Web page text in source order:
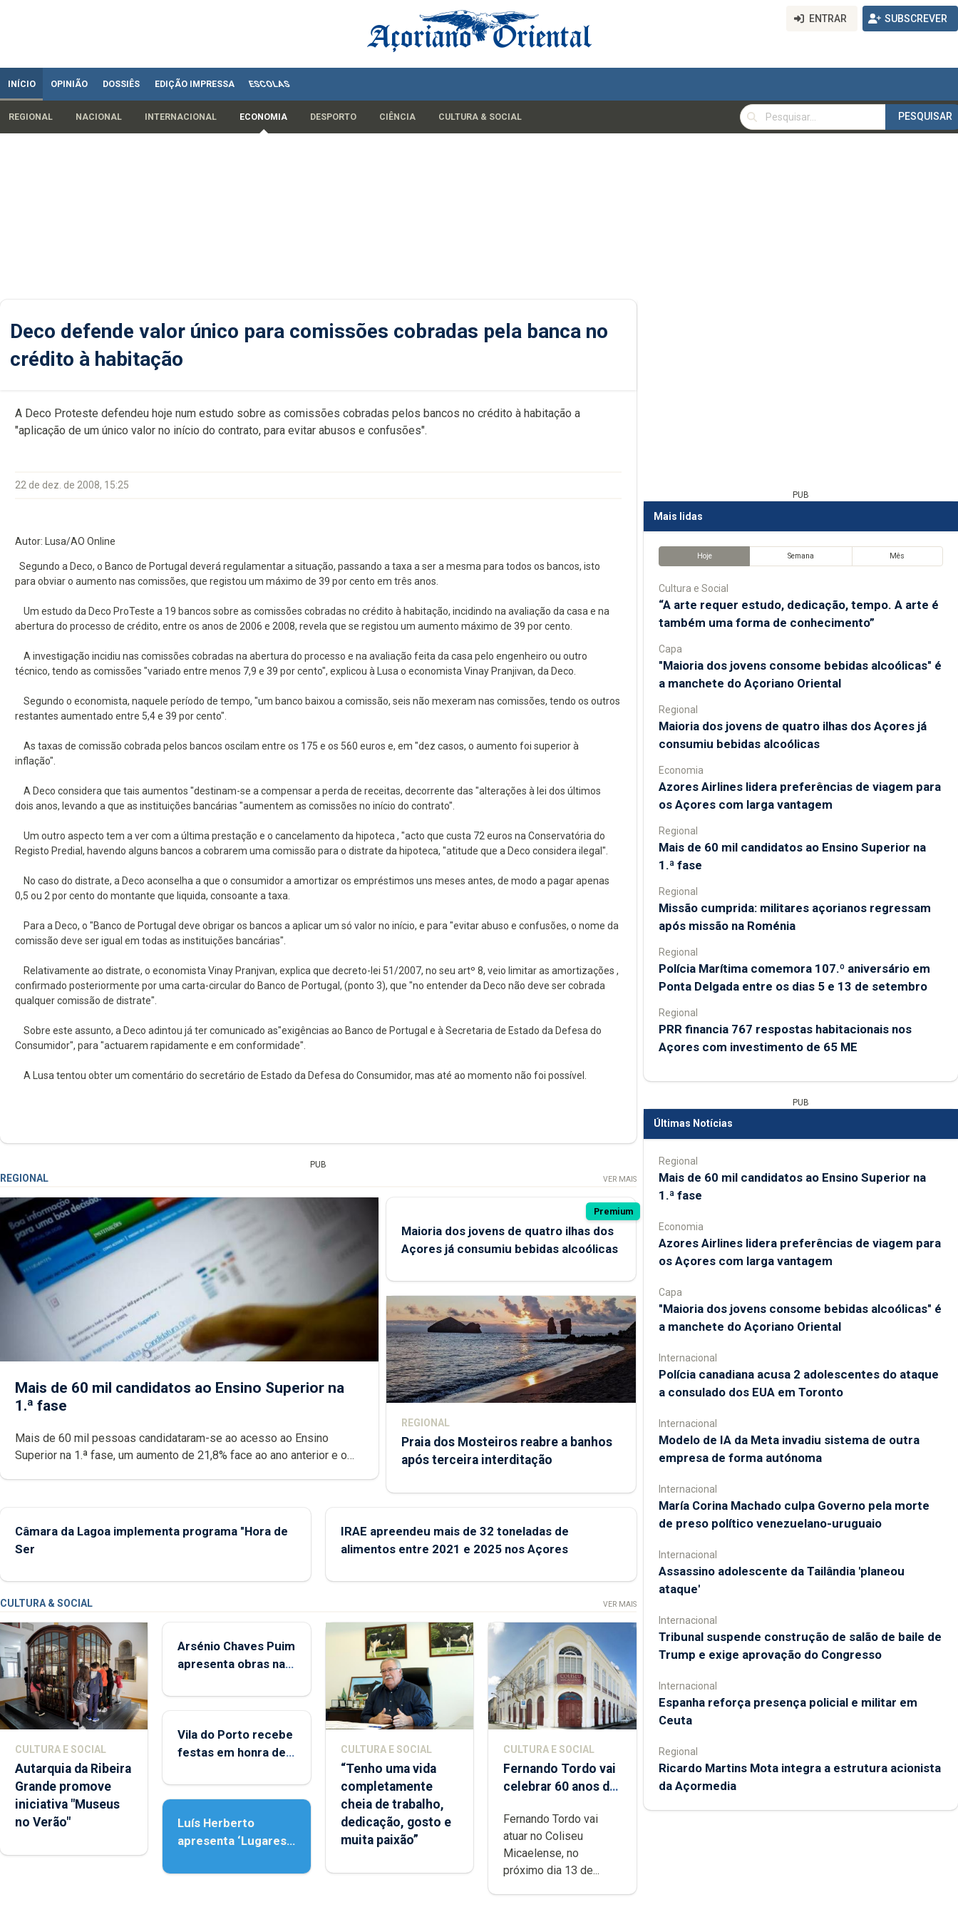
ENTRAR SUBSCREVER
INÍCIO OPINIÃO DOSSIÊS EDIÇÃO IMPRESSA ESCOLAS
REGIONAL NACIONAL INTERNACIONAL ECONOMIA DESPORTO CIÊNCIA CULTURA & SOCIAL
PESQUISAR
PESQUISAR
Deco defende valor único para comissões cobradas pela banca no
crédito à habitação
A Deco Proteste defendeu hoje num estudo sobre as comissões cobradas pelos bancos no crédito à habitação a
"aplicação de um único valor no início do contrato, para evitar abusos e confusões".
22 de dez. de 2008, 15:25
Autor: Lusa/AO Online
Segundo a Deco, o Banco de Portugal deverá regulamentar a situação, passando a taxa a ser a mesma para todos os bancos, isto
para obviar o aumento nas comissões, que registou um máximo de 39 por cento em três anos.
Um estudo da Deco ProTeste a 19 bancos sobre as comissões cobradas no crédito à habitação, incidindo na avaliação da casa e na
abertura do processo de crédito, entre os anos de 2006 e 2008, revela que se registou um aumento máximo de 39 por cento.
A investigação incidiu nas comissões cobradas na abertura do processo e na avaliação feita da casa pelo engenheiro ou outro
técnico, tendo as comissões "variado entre menos 7,9 e 39 por cento", explicou à Lusa o economista Vinay Pranjivan, da Deco.
Segundo o economista, naquele período de tempo, "um banco baixou a comissão, seis não mexeram nas comissões, tendo os outros
restantes aumentado entre 5,4 e 39 por cento".
As taxas de comissão cobrada pelos bancos oscilam entre os 175 e os 560 euros e, em "dez casos, o aumento foi superior à
inflação".
A Deco considera que tais aumentos "destinam-se a compensar a perda de receitas, decorrente das "alterações à lei dos últimos
dois anos, levando a que as instituições bancárias "aumentem as comissões no início do contrato".
Um outro aspecto tem a ver com a última prestação e o cancelamento da hipoteca , "acto que custa 72 euros na Conservatória do
Registo Predial, havendo alguns bancos a cobrarem uma comissão para o distrate da hipoteca, "atitude que a Deco considera ilegal".
No caso do distrate, a Deco aconselha a que o consumidor a amortizar os empréstimos uns meses antes, de modo a pagar apenas
0,5 ou 2 por cento do montante que liquida, consoante a taxa.
Para a Deco, o "Banco de Portugal deve obrigar os bancos a aplicar um só valor no início, e para "evitar abuso e confusões, o nome da
comissão deve ser igual em todas as instituições bancárias".
Relativamente ao distrate, o economista Vinay Pranjvan, explica que decreto-lei 51/2007, no seu artº 8, veio limitar as amortizações ,
confirmado posteriormente por uma carta-circular do Banco de Portugal, (ponto 3), que "no entender da Deco não deve ser cobrada
qualquer comissão de distrate".
Sobre este assunto, a Deco adintou já ter comunicado as"exigências ao Banco de Portugal e à Secretaria de Estado da Defesa do
Consumidor", para "actuarem rapidamente e em conformidade".
A Lusa tentou obter um comentário do secretário de Estado da Defesa do Consumidor, mas até ao momento não foi possível.
PUB
REGIONAL VER MAIS
Mais de 60 mil candidatos ao Ensino Superior na
1.ª fase
Mais de 60 mil pessoas candidataram-se ao acesso ao Ensino
Superior na 1.ª fase, um aumento de 21,8% face ao ano anterior e o
Premium
Maioria dos jovens de quatro ilhas dos
Açores já consumiu bebidas alcoólicas
REGIONAL
Praia dos Mosteiros reabre a banhos
após terceira interditação
Câmara da Lagoa implementa programa "Hora de
Ser
IRAE apreendeu mais de 32 toneladas de
alimentos entre 2021 e 2025 nos Açores
CULTURA & SOCIAL VER MAIS
CULTURA E SOCIAL
Autarquia da Ribeira
Grande promove
iniciativa "Museus
no Verão"
Arsénio Chaves Puim
apresenta obras na
Porto
Vila do Porto recebe
festas em honra de
Assunção
Luís Herberto
apresenta ‘Lugares
CULTURA E SOCIAL
“Tenho uma vida
completamente
cheia de trabalho,
dedicação, gosto e
muita paixão”
CULTURA E SOCIAL
Fernando Tordo vai
celebrar 60 anos de
Micaelense
Fernando Tordo vai
atuar no Coliseu
Micaelense, no
próximo dia 13 de...
PUB
Mais lidas
Hoje Semana Mês
Cultura e Social
“A arte requer estudo, dedicação, tempo. A arte é
também uma forma de conhecimento”
Capa
"Maioria dos jovens consome bebidas alcoólicas" é
a manchete do Açoriano Oriental
Regional
Maioria dos jovens de quatro ilhas dos Açores já
consumiu bebidas alcoólicas
Economia
Azores Airlines lidera preferências de viagem para
os Açores com larga vantagem
Regional
Mais de 60 mil candidatos ao Ensino Superior na
1.ª fase
Regional
Missão cumprida: militares açorianos regressam
após missão na Roménia
Regional
Polícia Marítima comemora 107.º aniversário em
Ponta Delgada entre os dias 5 e 13 de setembro
Regional
PRR financia 767 respostas habitacionais nos
Açores com investimento de 65 ME
PUB
Últimas Notícias
Regional
Mais de 60 mil candidatos ao Ensino Superior na
1.ª fase
Economia
Azores Airlines lidera preferências de viagem para
os Açores com larga vantagem
Capa
"Maioria dos jovens consome bebidas alcoólicas" é
a manchete do Açoriano Oriental
Internacional
Polícia canadiana acusa 2 adolescentes do ataque
a consulado dos EUA em Toronto
Internacional
Modelo de IA da Meta invadiu sistema de outra
empresa de forma autónoma
Internacional
María Corina Machado culpa Governo pela morte
de preso político venezuelano-uruguaio
Internacional
Assassino adolescente da Tailândia 'planeou
ataque'
Internacional
Tribunal suspende construção de salão de baile de
Trump e exige aprovação do Congresso
Internacional
Espanha reforça presença policial e militar em
Ceuta
Regional
Ricardo Martins Mota integra a estrutura acionista
da Açormedia